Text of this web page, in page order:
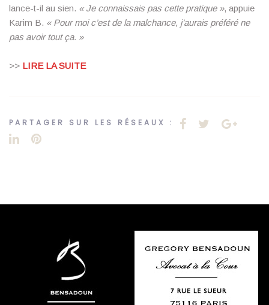
lance-t-il au sien. « Je connaissais pas cette pratique », appuie
Karim B. « Pour moi c’est de la malchance, j’aurais préféré ne
pas avoir tout ça. »
>> LIRE LA SUITE
PARTAGER SUR LES RÉSEAUX :